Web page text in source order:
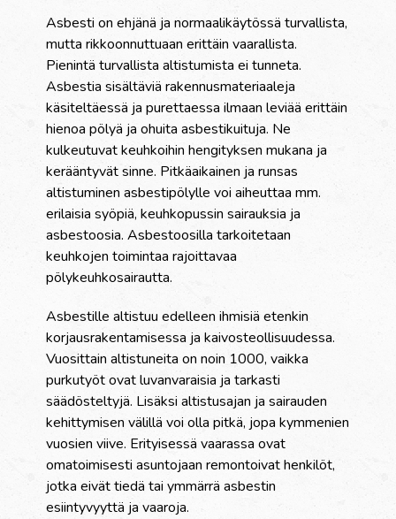
Asbesti on ehjänä ja normaalikäytössä turvallista,
mutta rikkoonnuttuaan erittäin vaarallista.
Pienintä turvallista altistumista ei tunneta.
Asbestia sisältäviä rakennusmateriaaleja
käsiteltäessä ja purettaessa ilmaan leviää erittäin
hienoa pölyä ja ohuita asbestikuituja. Ne
kulkeutuvat keuhkoihin hengityksen mukana ja
kerääntyvät sinne. Pitkäaikainen ja runsas
altistuminen asbestipölylle voi aiheuttaa mm.
erilaisia syöpiä, keuhkopussin sairauksia ja
asbestoosia. Asbestoosilla tarkoitetaan
keuhkojen toimintaa rajoittavaa
pölykeuhkosairautta.
Asbestille altistuu edelleen ihmisiä etenkin
korjausrakentamisessa ja kaivosteollisuudessa.
Vuosittain altistuneita on noin 1000, vaikka
purkutyöt ovat luvanvaraisia ja tarkasti
säädösteltyjä. Lisäksi altistusajan ja sairauden
kehittymisen välillä voi olla pitkä, jopa kymmenien
vuosien viive. Erityisessä vaarassa ovat
omatoimisesti asuntojaan remontoivat henkilöt,
jotka eivät tiedä tai ymmärrä asbestin
esiintyvyyttä ja vaaroja.